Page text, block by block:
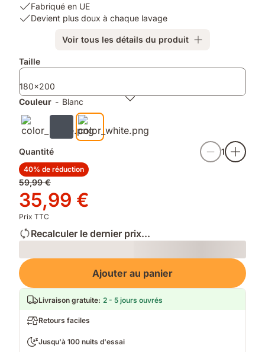
100
%
avec
finition
mate
USP
2:
Fabriqué en UE
USP
doux
chaque
lavage
Devient plus doux à chaque lavage
Voir tous les détails du produit
Produits
Taille
180x200
Couleur - Blanc
Quantité 1
40% de réduction
Prix
d'origine
59,99 €
59,99 €
Prix
35,99 €
35,99 €
Prix TTC
Recalculer le dernier prix...
Loading
Ajouter au panier
Livraison gratuite: 2 - 5 jours ouvrés
Retours faciles
Jusqu'à 100 nuits d'essai